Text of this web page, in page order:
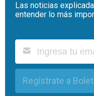
Las noticias
entender lo más
Regístrate a